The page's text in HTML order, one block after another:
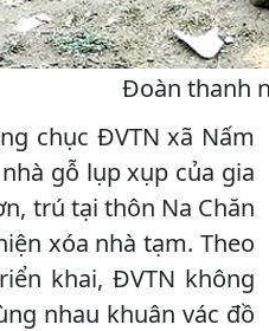
Đoàn thanh
chục ĐVTN xã Nấm
gỗ lụp xụp của gia
trú tại thôn Na Chăn
xóa nhà tạm. Theo
khai, ĐVTN không
nhau khuân vác đồ